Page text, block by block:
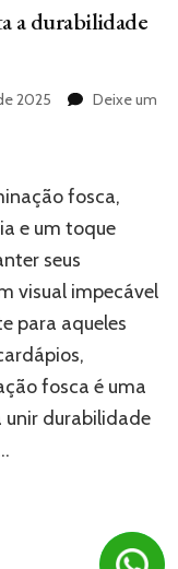
a durabilidade
2025
Deixe um
fosca,
e um toque
seus
visual impecável
para aqueles
fosca é uma
unir durabilidade